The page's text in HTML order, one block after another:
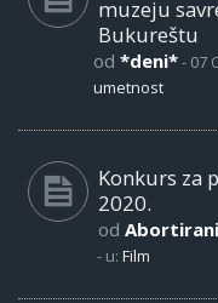
muzeju
Bukureštu
od *deni*- 07
umetnost
Konkurs za
2020.
od
- u: Film